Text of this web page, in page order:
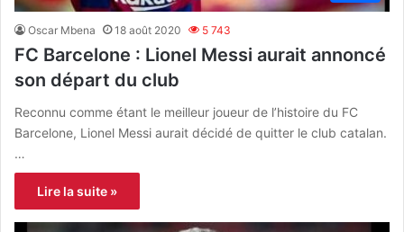
Oscar Mbena 18 août 2020 5 743
FC Barcelone : Lionel Messi aurait annoncé
son départ du club
Reconnu comme étant le meilleur joueur de l’histoire du FC
Barcelone, Lionel Messi aurait décidé de quitter le club catalan.
…
Lire la suite »